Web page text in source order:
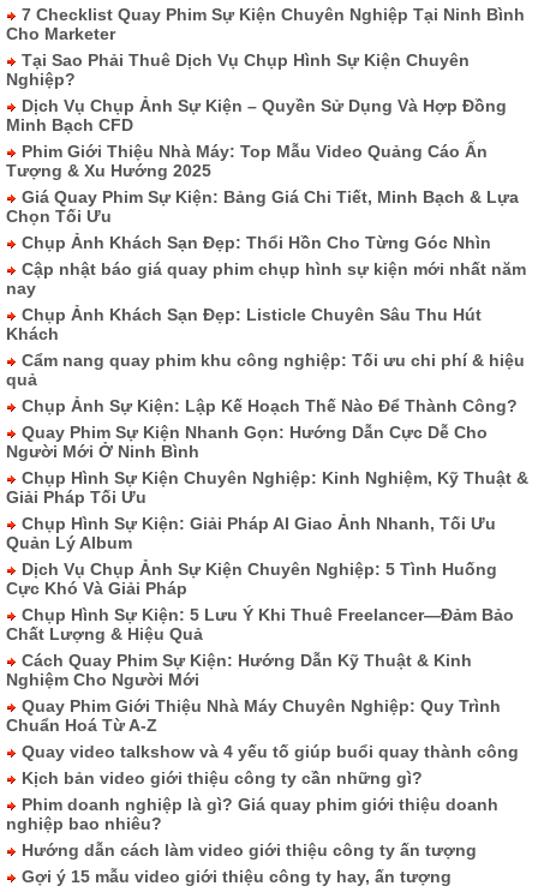
7 Checklist Quay Phim Sự Kiện Chuyên Nghiệp Tại Ninh Bình
Cho Marketer
Tại Sao Phải Thuê Dịch Vụ Chụp Hình Sự Kiện Chuyên
Nghiệp?
Dịch Vụ Chụp Ảnh Sự Kiện – Quyền Sử Dụng Và Hợp Đồng
Minh Bạch CFD
Phim Giới Thiệu Nhà Máy: Top Mẫu Video Quảng Cáo Ấn
Tượng & Xu Hướng 2025
Giá Quay Phim Sự Kiện: Bảng Giá Chi Tiết, Minh Bạch & Lựa
Chọn Tối Ưu
Chụp Ảnh Khách Sạn Đẹp: Thổi Hồn Cho Từng Góc Nhìn
Cập nhật báo giá quay phim chụp hình sự kiện mới nhất năm
nay
Chụp Ảnh Khách Sạn Đẹp: Listicle Chuyên Sâu Thu Hút
Khách
Cẩm nang quay phim khu công nghiệp: Tối ưu chi phí & hiệu
quả
Chụp Ảnh Sự Kiện: Lập Kế Hoạch Thế Nào Để Thành Công?
Quay Phim Sự Kiện Nhanh Gọn: Hướng Dẫn Cực Dễ Cho
Người Mới Ở Ninh Bình
Chụp Hình Sự Kiện Chuyên Nghiệp: Kinh Nghiệm, Kỹ Thuật &
Giải Pháp Tối Ưu
Chụp Hình Sự Kiện: Giải Pháp AI Giao Ảnh Nhanh, Tối Ưu
Quản Lý Album
Dịch Vụ Chụp Ảnh Sự Kiện Chuyên Nghiệp: 5 Tình Huống
Cực Khó Và Giải Pháp
Chụp Hình Sự Kiện: 5 Lưu Ý Khi Thuê Freelancer—Đảm Bảo
Chất Lượng & Hiệu Quả
Cách Quay Phim Sự Kiện: Hướng Dẫn Kỹ Thuật & Kinh
Nghiệm Cho Người Mới
Quay Phim Giới Thiệu Nhà Máy Chuyên Nghiệp: Quy Trình
Chuẩn Hoá Từ A-Z
Quay video talkshow và 4 yếu tố giúp buổi quay thành công
Kịch bản video giới thiệu công ty cần những gì?
Phim doanh nghiệp là gì? Giá quay phim giới thiệu doanh
nghiệp bao nhiêu?
Hướng dẫn cách làm video giới thiệu công ty ấn tượng
Gợi ý 15 mẫu video giới thiệu công ty hay, ấn tượng